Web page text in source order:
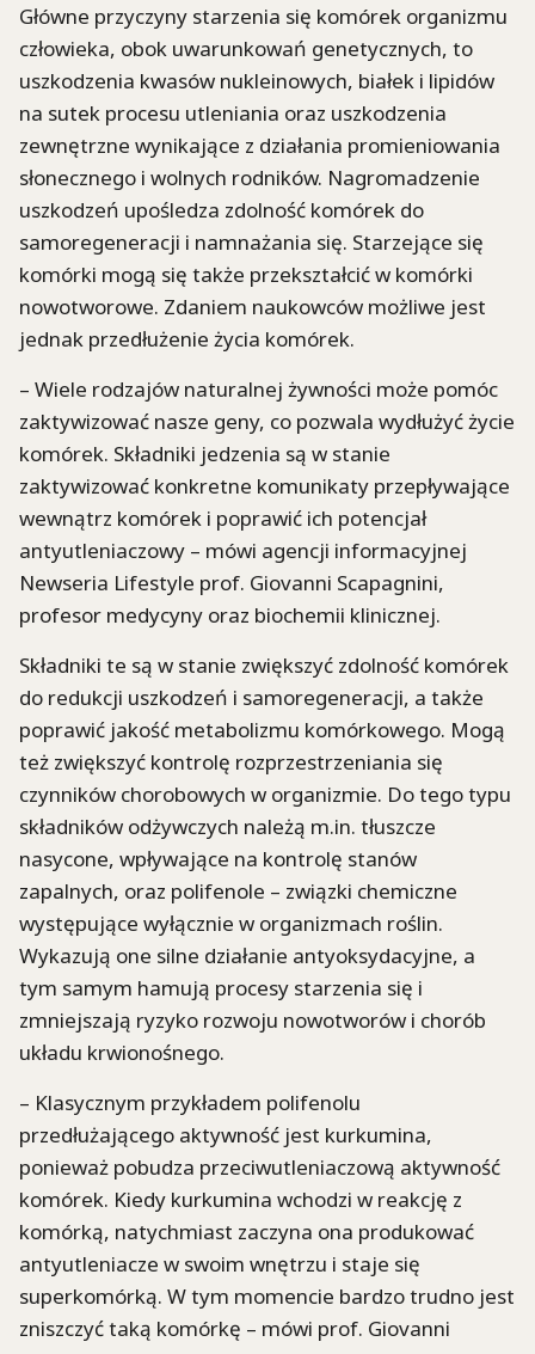
Główne przyczyny starzenia się komórek organizmu
człowieka, obok uwarunkowań genetycznych, to
uszkodzenia kwasów nukleinowych, białek i lipidów
na sutek procesu utleniania oraz uszkodzenia
zewnętrzne wynikające z działania promieniowania
słonecznego i wolnych rodników. Nagromadzenie
uszkodzeń upośledza zdolność komórek do
samoregeneracji i namnażania się. Starzejące się
komórki mogą się także przekształcić w komórki
nowotworowe. Zdaniem naukowców możliwe jest
jednak przedłużenie życia komórek.
– Wiele rodzajów naturalnej żywności może pomóc
zaktywizować nasze geny, co pozwala wydłużyć życie
komórek. Składniki jedzenia są w stanie
zaktywizować konkretne komunikaty przepływające
wewnątrz komórek i poprawić ich potencjał
antyutleniaczowy – mówi agencji informacyjnej
Newseria Lifestyle prof. Giovanni Scapagnini,
profesor medycyny oraz biochemii klinicznej.
Składniki te są w stanie zwiększyć zdolność komórek
do redukcji uszkodzeń i samoregeneracji, a także
poprawić jakość metabolizmu komórkowego. Mogą
też zwiększyć kontrolę rozprzestrzeniania się
czynników chorobowych w organizmie. Do tego typu
składników odżywczych należą m.in. tłuszcze
nasycone, wpływające na kontrolę stanów
zapalnych, oraz polifenole – związki chemiczne
występujące wyłącznie w organizmach roślin.
Wykazują one silne działanie antyoksydacyjne, a
tym samym hamują procesy starzenia się i
zmniejszają ryzyko rozwoju nowotworów i chorób
układu krwionośnego.
– Klasycznym przykładem polifenolu
przedłużającego aktywność jest kurkumina,
ponieważ pobudza przeciwutleniaczową aktywność
komórek. Kiedy kurkumina wchodzi w reakcję z
komórką, natychmiast zaczyna ona produkować
antyutleniacze w swoim wnętrzu i staje się
superkomórką. W tym momencie bardzo trudno jest
zniszczyć taką komórkę – mówi prof. Giovanni